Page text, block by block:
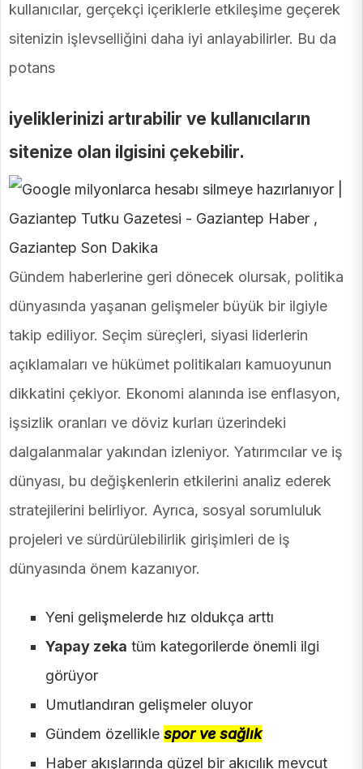
kullanıcılar, gerçekçi içeriklerle etkileşime geçerek
sitenizin işlevselliğini daha iyi anlayabilirler. Bu da
potans
iyeliklerinizi artırabilir ve kullanıcıların
sitenize olan ilgisini çekebilir.
Gündem haberlerine geri dönecek olursak, politika
dünyasında yaşanan gelişmeler büyük bir ilgiyle
takip ediliyor. Seçim süreçleri, siyasi liderlerin
açıklamaları ve hükümet politikaları kamuoyunun
dikkatini çekiyor. Ekonomi alanında ise enflasyon,
işsizlik oranları ve döviz kurları üzerindeki
dalgalanmalar yakından izleniyor. Yatırımcılar ve iş
dünyası, bu değişkenlerin etkilerini analiz ederek
stratejilerini belirliyor. Ayrıca, sosyal sorumluluk
projeleri ve sürdürülebilirlik girişimleri de iş
dünyasında önem kazanıyor.
Yeni gelişmelerde hız oldukça arttı
Yapay zeka tüm kategorilerde önemli ilgi
görüyor
Umutlandıran gelişmeler oluyor
Gündem özellikle spor ve sağlık
Haber akışlarında güzel bir akıcılık mevcut